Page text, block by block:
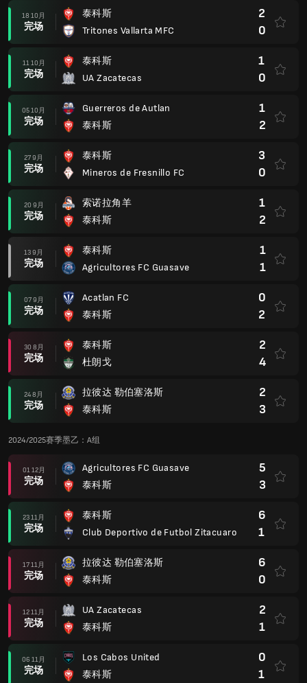
18 10月
完场
泰科斯
Tritones Vallarta MFC
2
0
11 10月
完场
泰科斯
UA Zacatecas
1
0
05 10月
完场
Guerreros de Autlan
泰科斯
1
2
27 9月
完场
泰科斯
Mineros de Fresnillo FC
3
0
20 9月
完场
索诺拉角羊
泰科斯
1
2
13 9月
完场
泰科斯
Agricultores FC Guasave
1
1
07 9月
完场
Acatlan FC
泰科斯
0
2
30 8月
完场
泰科斯
杜朗戈
2
4
24 8月
完场
拉彼达 勒伯塞洛斯
泰科斯
2
3
2024/2025赛季墨乙：A组
01 12月
完场
Agricultores FC Guasave
泰科斯
5
3
23 11月
完场
泰科斯
Club Deportivo de Futbol Zitacuaro
6
1
17 11月
完场
拉彼达 勒伯塞洛斯
泰科斯
6
0
12 11月
完场
UA Zacatecas
泰科斯
2
1
06 11月
完场
Los Cabos United
泰科斯
0
1